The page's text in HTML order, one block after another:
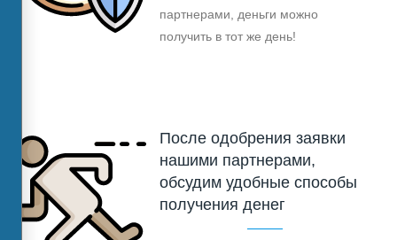
партнерами, деньги можно
получить в тот же день!
После одобрения заявки
нашими партнерами,
обсудим удобные способы
получения денег